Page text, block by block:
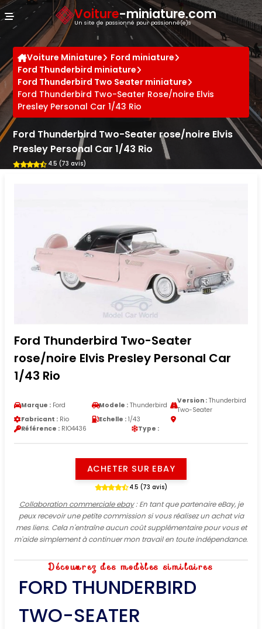
Voiture-miniature.com
Un site de passionné pour passionné(e)s
Voiture Miniature
Ford miniature
Ford Thunderbird miniature
Ford Thunderbird Two Seater miniature
Ford Thunderbird Two-Seater Rose/noire Elvis
Presley Personal Car 1/43 Rio
Ford Thunderbird Two-Seater rose/noire Elvis
Presley Personal Car 1/43 Rio
4.5 (73 avis)
Ford Thunderbird Two-Seater
rose/noire Elvis Presley Personal Car
1/43 Rio
Marque : Ford Modele : Thunderbird
Version :Thunderbird
Two-Seater
Fabricant : Rio Echelle : 1/43
Référence : RIO4436 Type :
ACHETER SUR EBAY
4.5 (73 avis)
Collaboration commerciale ebay: En tant que partenaire eBay, je
peux recevoir une petite commission si vous réalisez un achat via
mes liens. Cela n'entraîne aucun coût supplémentaire pour vous et
m'aide simplement à continuer mon travail en toute indépendance.
Découvrez des modèles similaires
FORD THUNDERBIRD
TWO-SEATER
Panneau de gestion des cookies